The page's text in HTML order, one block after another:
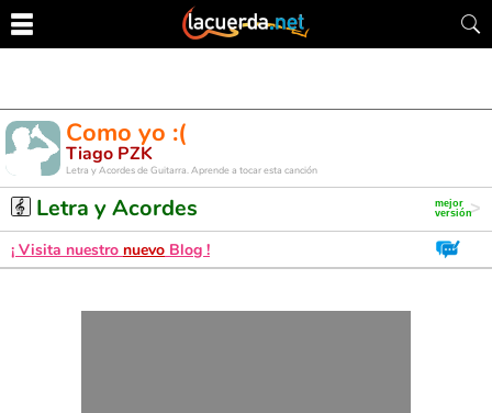
Como yo :(
Tiago PZK
Letra y Acordes de Guitarra. Aprende a tocar esta canción
Letra y Acordes
¡ Visita nuestro nuevo Blog !